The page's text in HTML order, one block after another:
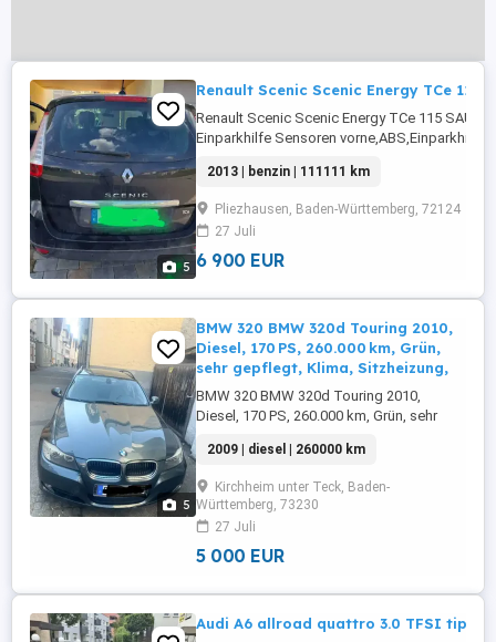
5
Renault Scenic Scenic Energy TCe 115 S
Renault Scenic Scenic Energy TCe 115
Einparkhilfe Sensoren vorne,ABS,Einparkhilfe
...
2013 | benzin | 111111 km
Pliezhausen, Baden-Württemberg, 72124
27 Juli
6 900 EUR
5
BMW 320 BMW 320d Touring 2010,
Diesel, 170 PS, 260.000 km, Grün,
sehr gepflegt, Klima, Sitzheizung,
BMW 320 BMW 320d Touring 2010,
Diesel, 170 PS, 260.000 km, Grün, sehr
bereiftAUSRÜSTUNG:
Winterreifen,AlufelgenDetails: Weitere
Infos und KontaktAutoscout24.de
2009 | diesel | 260000 km
Kirchheim unter Teck, Baden-
Württemberg, 73230
27 Juli
5 000 EUR
Audi A6 allroad quattro 3.0 TFSI